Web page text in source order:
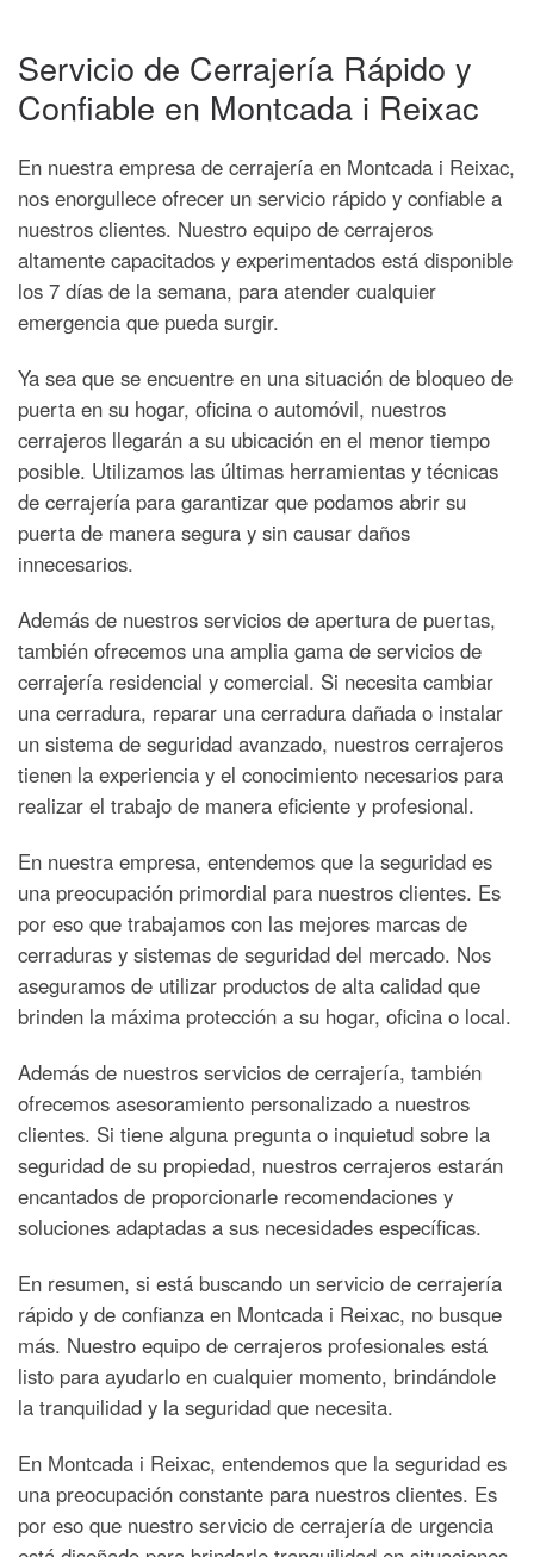
Servicio de Cerrajería Rápido y
Confiable en Montcada i Reixac
En nuestra empresa de cerrajería en Montcada i Reixac,
nos enorgullece ofrecer un servicio rápido y confiable a
nuestros clientes. Nuestro equipo de cerrajeros
altamente capacitados y experimentados está disponible
los 7 días de la semana, para atender cualquier
emergencia que pueda surgir.
Ya sea que se encuentre en una situación de bloqueo de
puerta en su hogar, oficina o automóvil, nuestros
cerrajeros llegarán a su ubicación en el menor tiempo
posible. Utilizamos las últimas herramientas y técnicas
de cerrajería para garantizar que podamos abrir su
puerta de manera segura y sin causar daños
innecesarios.
Además de nuestros servicios de apertura de puertas,
también ofrecemos una amplia gama de servicios de
cerrajería residencial y comercial. Si necesita cambiar
una cerradura, reparar una cerradura dañada o instalar
un sistema de seguridad avanzado, nuestros cerrajeros
tienen la experiencia y el conocimiento necesarios para
realizar el trabajo de manera eficiente y profesional.
En nuestra empresa, entendemos que la seguridad es
una preocupación primordial para nuestros clientes. Es
por eso que trabajamos con las mejores marcas de
cerraduras y sistemas de seguridad del mercado. Nos
aseguramos de utilizar productos de alta calidad que
brinden la máxima protección a su hogar, oficina o local.
Además de nuestros servicios de cerrajería, también
ofrecemos asesoramiento personalizado a nuestros
clientes. Si tiene alguna pregunta o inquietud sobre la
seguridad de su propiedad, nuestros cerrajeros estarán
encantados de proporcionarle recomendaciones y
soluciones adaptadas a sus necesidades específicas.
En resumen, si está buscando un servicio de cerrajería
rápido y de confianza en Montcada i Reixac, no busque
más. Nuestro equipo de cerrajeros profesionales está
listo para ayudarlo en cualquier momento, brindándole
la tranquilidad y la seguridad que necesita.
En Montcada i Reixac, entendemos que la seguridad es
una preocupación constante para nuestros clientes. Es
por eso que nuestro servicio de cerrajería de urgencia